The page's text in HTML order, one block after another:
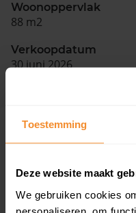
Toestemming
Deze website maakt
We gebruiken cookies
personaliseren, om
Woonoppervlak
88 m2
Verkoopdatum
30 juni 2026